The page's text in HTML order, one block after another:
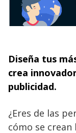
Diseña tus
crea
publicidad.
¿Eres de las
cómo se crean